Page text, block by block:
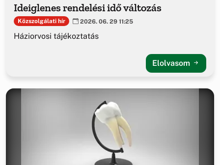
Ideiglenes rendelési idő változás
Közszolgálati hír 2026. 06. 29 11:25
Háziorvosi tájékoztatás
Elolvasom